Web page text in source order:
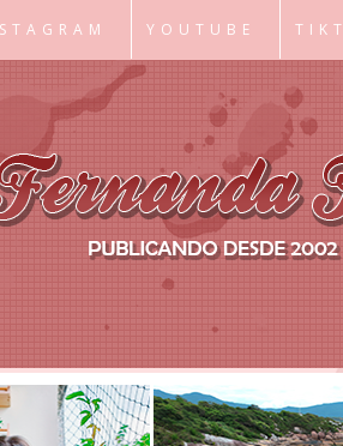
YOUTUBE